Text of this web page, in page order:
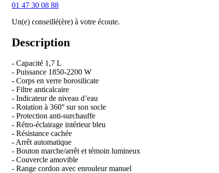
01 47 30 08 88
Un(e) conseillé(ère) à votre écoute.
Description
- Capacité 1,7 L
- Puissance 1850-2200 W
- Corps en verre borosilicate
- Filtre anticalcaire
- Indicateur de niveau d’eau
- Rotation à 360° sur son socle
- Protection anti-surchauffe
- Rétro-éclairage intérieur bleu
- Résistance cachée
- Arrêt automatique
- Bouton marche/arrêt et témoin lumineux
- Couvercle amovible
- Range cordon avec enrouleur manuel